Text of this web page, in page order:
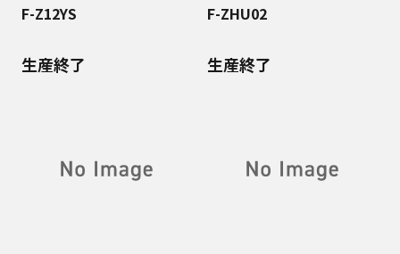
F-Z12YS
F-ZHU02
生産終了 生産終了